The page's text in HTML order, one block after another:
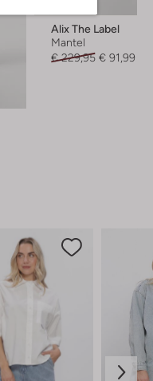
Alix The Label
Mantel
€ 229,95 € 91,99